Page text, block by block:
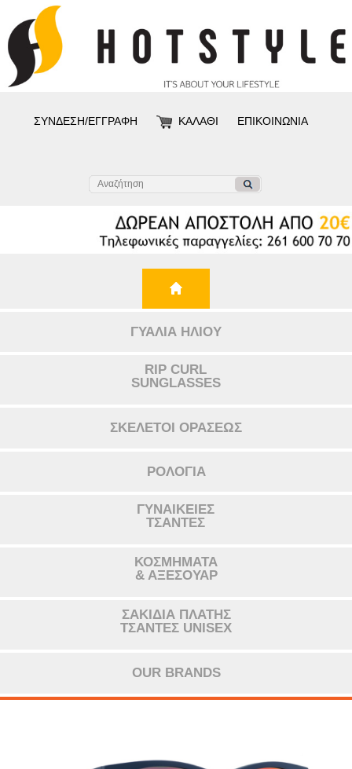
ΣΥΝΔΕΣΗ/ΕΓΓΡΑΦΗ ΚΑΛΑΘΙ ΕΠΙΚΟΙΝΩΝΙΑ
ΓΥΑΛΙΑ ΗΛΙΟΥ
RIP CURL
SUNGLASSES
ΣΚΕΛΕΤΟΙ ΟΡΑΣΕΩΣ
ΡΟΛΟΓΙΑ
ΓΥΝΑΙΚΕΙΕΣ
ΤΣΑΝΤΕΣ
ΚΟΣΜΗΜΑΤΑ
& ΑΞΕΣΟΥΑΡ
ΣΑΚΙΔΙΑ ΠΛΑΤΗΣ
ΤΣΑΝΤΕΣ UNISEX
OUR BRANDS